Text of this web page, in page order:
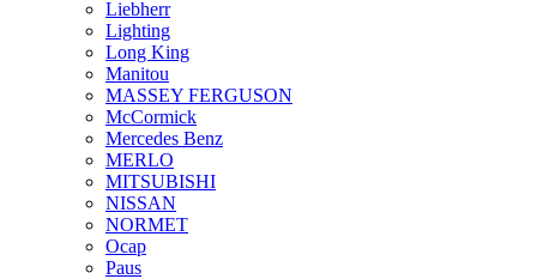
Liebherr
Lighting
Long King
Manitou
MASSEY FERGUSON
McCormick
Mercedes Benz
MERLO
MITSUBISHI
NISSAN
NORMET
Ocap
Paus